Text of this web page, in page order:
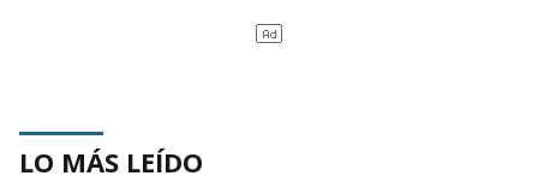
LO MÁS LEÍDO